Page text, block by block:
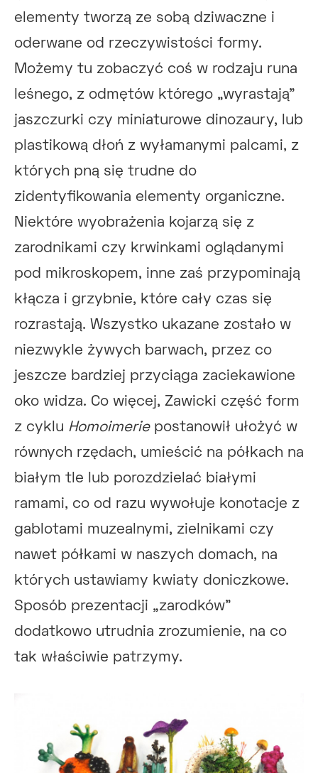
elementy tworzą ze sobą dziwaczne i
oderwane od rzeczywistości formy.
Możemy tu zobaczyć coś w rodzaju runa
leśnego, z odmętów którego „wyrastają”
jaszczurki czy miniaturowe dinozaury, lub
plastikową dłoń z wyłamanymi palcami, z
których pną się trudne do
zidentyfikowania elementy organiczne.
Niektóre wyobrażenia kojarzą się z
zarodnikami czy krwinkami oglądanymi
pod mikroskopem, inne zaś przypominają
kłącza i grzybnie, które cały czas się
rozrastają. Wszystko ukazane zostało w
niezwykle żywych barwach, przez co
jeszcze bardziej przyciąga zaciekawione
oko widza. Co więcej, Zawicki część form
z cyklu Homoimerie postanowił ułożyć w
równych rzędach, umieścić na półkach na
białym tle lub porozdzielać białymi
ramami, co od razu wywołuje konotacje z
gablotami muzealnymi, zielnikami czy
nawet półkami w naszych domach, na
których ustawiamy kwiaty doniczkowe.
Sposób prezentacji „zarodków”
dodatkowo utrudnia zrozumienie, na co
tak właściwie patrzymy.